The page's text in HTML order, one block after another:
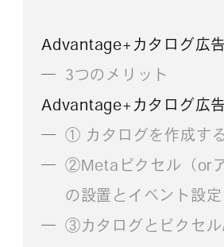
Advantage+カタログ広
3つのメリット
Advantage+カタログ広
① カタログを作成す
②Metaピクセル（or
の設置とイベント設定
③カタログとピクセ